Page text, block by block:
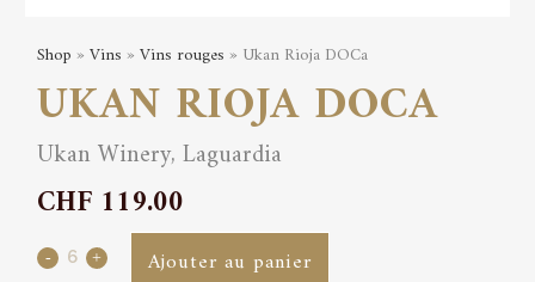
Shop »Vins »Vins rouges » Ukan Rioja DOCa
UKAN RIOJA DOCA
Ukan Winery, Laguardia
CHF 119.00
Ukan
Ajouter au panier